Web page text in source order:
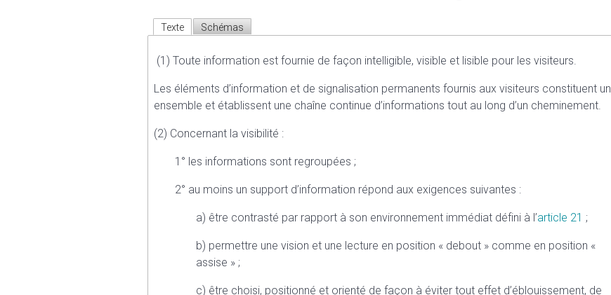
Texte Schémas
(1) Toute information est fournie de façon intelligible, visible et lisible pour les visiteurs.
Les éléments d’information et de signalisation permanents fournis aux visiteurs constituent un
ensemble et établissent une chaîne continue d’informations tout au long d’un cheminement.
(2) Concernant la visibilité :
1° les informations sont regroupées ;
2° au moins un support d’information répond aux exigences suivantes :
a) être contrasté par rapport à son environnement immédiat défini à l’article 21 ;
b) permettre une vision et une lecture en position « debout » comme en position «
assise » ;
c) être choisi, positionné et orienté de façon à éviter tout effet d’éblouissement, de